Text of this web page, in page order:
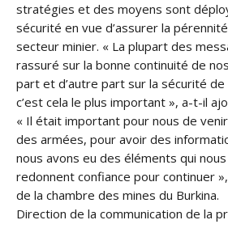
stratégies et des moyens sont
sécurité en vue d’assurer la
secteur minier. « La plupart des
rassuré sur la bonne continuité de
part et d’autre part sur la sécurité
c’est cela le plus important », a-t-il
« Il était important pour nous de
des armées, pour avoir des
nous avons eu des éléments qui
redonnent confiance pour continuer
de la chambre des mines du Burkina.
Direction de la communication de la